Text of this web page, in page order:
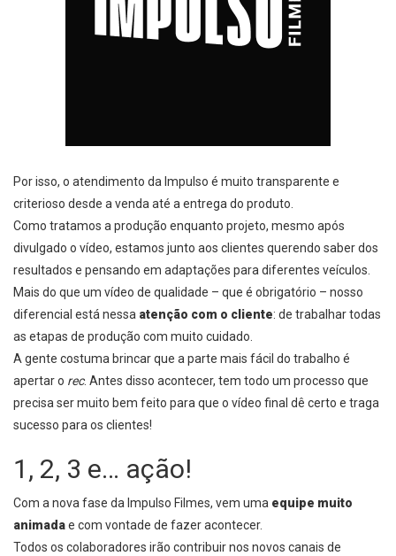
Por isso, o atendimento da Impulso é muito transparente e
criterioso desde a venda até a entrega do produto.
Como tratamos a produção enquanto projeto, mesmo após
divulgado o vídeo, estamos junto aos clientes querendo saber dos
resultados e pensando em adaptações para diferentes veículos.
Mais do que um vídeo de qualidade – que é obrigatório – nosso
diferencial está nessa atenção com o cliente: de trabalhar todas
as etapas de produção com muito cuidado.
A gente costuma brincar que a parte mais fácil do trabalho é
apertar o rec. Antes disso acontecer, tem todo um processo que
precisa ser muito bem feito para que o vídeo final dê certo e traga
sucesso para os clientes!
1, 2, 3 e… ação!
Com a nova fase da Impulso Filmes, vem uma equipe muito
animadae com vontade de fazer acontecer.
Todos os colaboradores irão contribuir nos novos canais de